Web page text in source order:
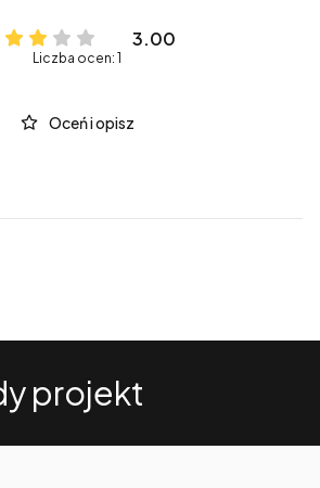
3.00
Liczba ocen: 1
Oceń i opisz
projekt